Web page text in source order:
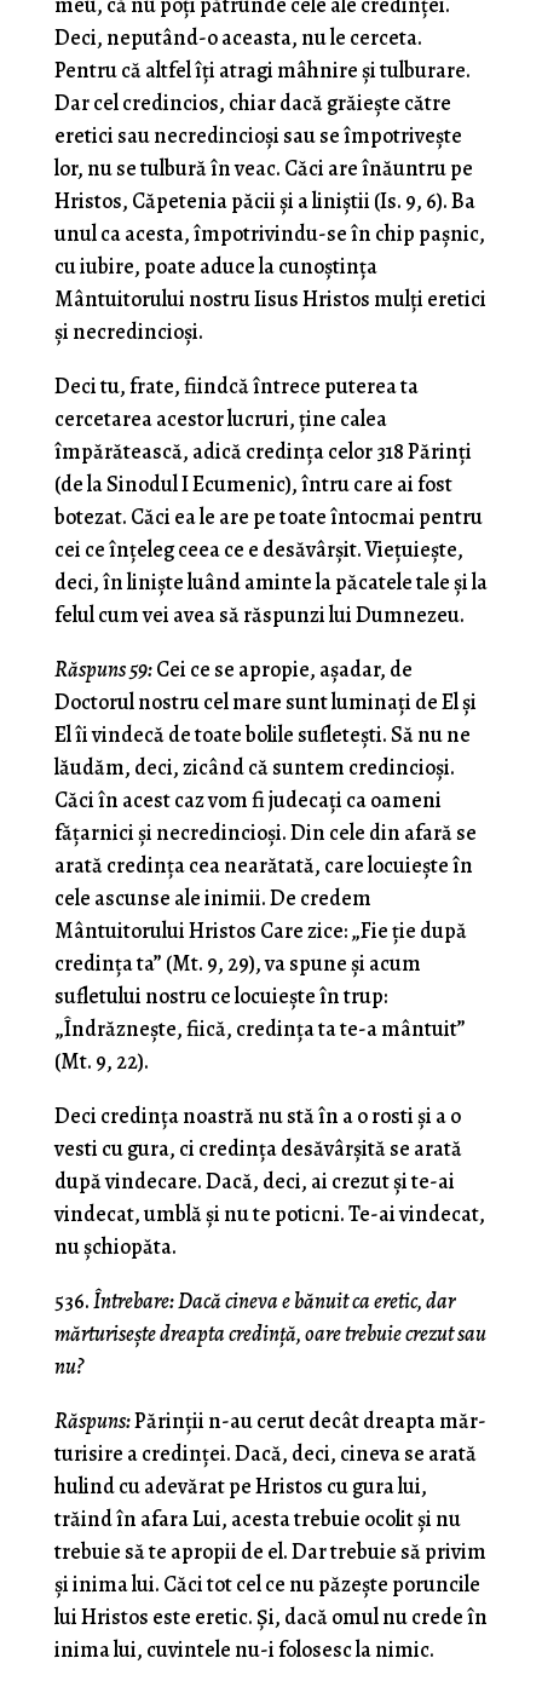
Deci, neputând-o aceasta, nu le cerceta.
Pentru că altfel îţi atragi mâhnire şi tulburare.
Dar cel credincios, chiar dacă grăieşte către
eretici sau necredincioşi sau se împotriveşte
lor, nu se tulbură în veac. Căci are înăuntru pe
Hristos, Căpetenia păcii şi a liniştii (Is. 9, 6). Ba
unul ca acesta, împotrivindu-se în chip paşnic,
cu iubire, poate aduce la cunoştinţa
Mântuitorului nostru Iisus Hristos mulţi eretici
şi necredincioşi.
Deci tu, frate, fiindcă întrece puterea ta
cercetarea acestor lucruri, ţine calea
împărătească, adică credinţa celor 318 Părinţi
(de la Sinodul I Ecumenic), întru care ai fost
botezat. Căci ea le are pe toate întocmai pentru
cei ce înţeleg ceea ce e desăvârşit. Vieţuieşte,
deci, în linişte luând aminte la păcatele tale şi la
felul cum vei avea să răspunzi lui Dumnezeu.
Răspuns 59:Cei ce se apropie, aşadar, de
Doctorul nostru cel mare sunt luminaţi de El şi
El îi vindecă de toate bolile sufleteşti. Să nu ne
lăudăm, deci, zicând că suntem credincioşi.
Căci în acest caz vom fi judecaţi ca oameni
făţarnici şi necredincioşi. Din cele din afară se
arată credinţa cea nearătată, care locuieşte în
cele ascunse ale inimii. De credem
Mântuitorului Hristos Care zice: „Fie ţie după
credinţa ta” (Mt. 9, 29), va spune şi acum
sufletului nostru ce locuieşte în trup:
„Îndrăzneşte, fiică, credinţa ta te-a mântuit”
(Mt. 9, 22).
Deci credinţa noastră nu stă în a o rosti şi a o
vesti cu gura, ci cre­dinţa desăvârşită se arată
după vindecare. Dacă, deci, ai crezut şi te-ai
vindecat, umblă şi nu te poticni. Te-ai vindecat,
nu şchiopăta.
536.Întrebare:Dacă cineva e bănuit ca eretic, dar
mărturiseşte dreapta credinţă, oare trebuie crezut sau
nu?
Răspuns:Părinţii n-au cerut decât dreapta măr­
turisire a credinţei. Dacă, deci, cineva se arată
hulind cu adevărat pe Hristos cu gura lui,
trăind în afara Lui, acesta trebuie ocolit şi nu
trebuie să te apropii de el. Dar trebuie să privim
şi inima lui. Căci tot cel ce nu păzeşte poruncile
lui Hristos este eretic. Şi, dacă omul nu crede în
inima lui, cuvintele nu-i folosesc la nimic.